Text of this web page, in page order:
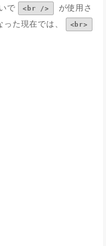
で
<br />
が使用さ
た現在では、
<br>